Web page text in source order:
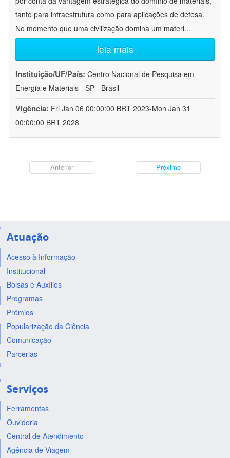
tanto para infraestrutura como para aplicações de defesa.
No momento que uma civilização domina um materi...
leia mais
Instituição/UF/País: Centro Nacional de Pesquisa em
Energia e Materiais - SP - Brasil
Vigência: Fri Jan 06 00:00:00 BRT 2023-Mon Jan 31
00:00:00 BRT 2028
Anterior Próximo
Atuação
Acesso à Informação
Institucional
Bolsas e Auxílios
Programas
Prêmios
Popularização da Ciência
Comunicação
Parcerias
Serviços
Ferramentas
Ouvidoria
Central de Atendimento
Agência de Viagem